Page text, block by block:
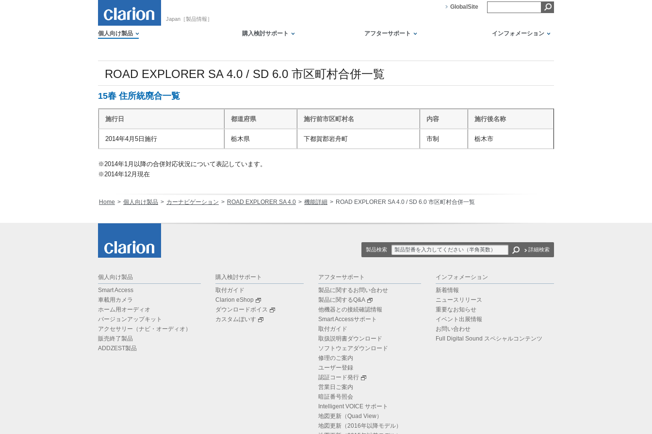
Japan［製品情報］
GlobalSite
個人向け製品 購入検討サポート アフターサポート インフォメーション
ROAD EXPLORER SA 4.0 / SD 6.0 市区町村合併一覧
15春 住所統廃合一覧
施行日 都道府県 施行前市区町村名 内容 施行後名称
2014年4月5日施行 栃木県 下都賀郡岩舟町 市制 栃木市
※2014年1月以降の合併対応状況について表記しています。
※2014年12月現在
Home 個人向け製品 カーナビゲーション ROAD EXPLORER SA 4.0 機能詳細 ROAD EXPLORER SA 4.0 / SD 6.0 市区町村合併一覧
製品検索 詳細検索
個人向け製品
Smart Access
車載用カメラ
ホーム用オーディオ
バージョンアップキット
アクセサリー（ナビ・オーディオ）
販売終了製品
ADDZEST製品
購入検討サポート
取付ガイド
Clarion eShop
ダウンロードボイス
カスタムぼいす
アフターサポート
製品に関するお問い合わせ
製品に関するQ&A
他機器との接続確認情報
Smart Accessサポート
取付ガイド
取扱説明書ダウンロード
ソフトウェアダウンロード
修理のご案内
ユーザー登録
認証コード発行
営業日ご案内
暗証番号照会
Intelligent VOICE サポート
地図更新（Quad View）
地図更新（2016年以降モデル）
インフォメーション
新着情報
ニュースリリース
重要なお知らせ
イベント出展情報
お問い合わせ
Full Digital Sound スペシャルコンテンツ